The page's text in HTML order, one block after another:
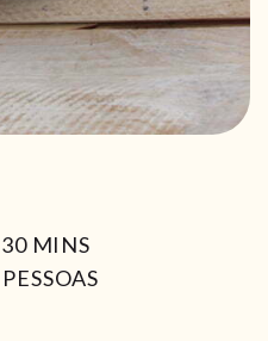
30MIN
MINS
PESSOAS